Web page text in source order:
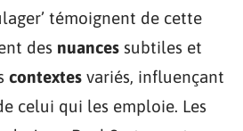
témoignent de cette
des nuances subtiles et
contextes variés, influençant
celui qui les emploie. Les